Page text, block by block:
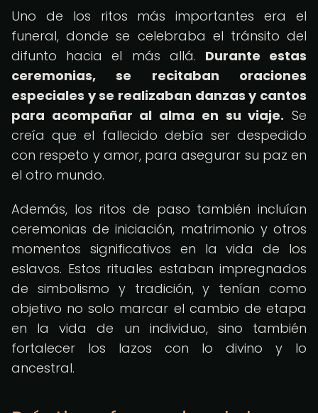
Uno de los ritos más importantes era el
funeral, donde se celebraba el tránsito del
difunto hacia el más allá. Durante estas
ceremonias, se recitaban oraciones
especiales y se realizaban danzas y cantos
para acompañar al alma en su viaje. Se
creía que el fallecido debía ser despedido
con respeto y amor, para asegurar su paz en
el otro mundo.
Además, los ritos de paso también incluían
ceremonias de iniciación, matrimonio y otros
momentos significativos en la vida de los
eslavos. Estos rituales estaban impregnados
de simbolismo y tradición, y tenían como
objetivo no solo marcar el cambio de etapa
en la vida de un individuo, sino también
fortalecer los lazos con lo divino y lo
ancestral.